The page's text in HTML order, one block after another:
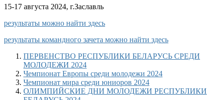
15-17 августа 2024, г.Заславль
результаты можно найти здесь
результаты командного зачета можно найти здесь
ПЕРВЕНСТВО РЕСПУБЛИКИ БЕЛАРУСЬ СРЕДИ
МОЛОДЕЖИ 2024
Чемпионат Европы среди молодежи 2024
Чемпионат мира среди юниоров 2024
ОЛИМПИЙСКИЕ ДНИ МОЛОДЕЖИ РЕСПУБЛИКИ